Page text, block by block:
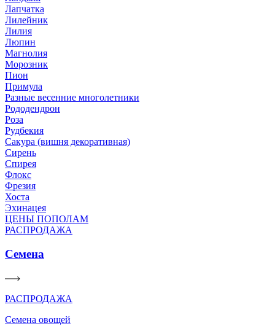
Лапчатка
Лилейник
Лилия
Люпин
Магнолия
Морозник
Пион
Примула
Разные весенние многолетники
Рододендрон
Роза
Рудбекия
Сакура (вишня декоративная)
Сирень
Спирея
Флокс
Фрезия
Хоста
Эхинацея
ЦЕНЫ ПОПОЛАМ
РАСПРОДАЖА
Семена
РАСПРОДАЖА
Семена овощей